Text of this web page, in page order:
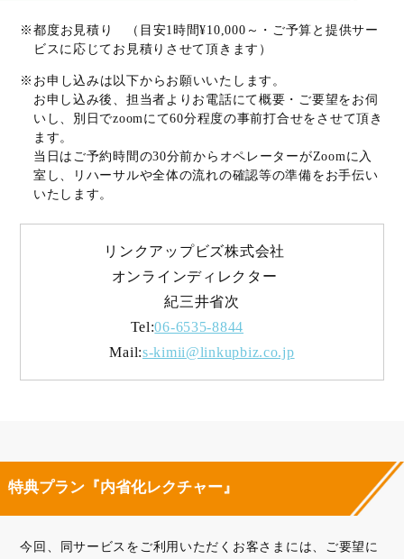
※都度お見積り （目安1時間¥10,000～・ご予算と提供サー
ビスに応じてお見積りさせて頂きます）
※お申し込みは以下からお願いいたします。
お申し込み後、担当者よりお電話にて概要・ご要望をお伺
いし、別日でzoomにて60分程度の事前打合せをさせて頂き
ます。
当日はご予約時間の30分前からオペレーターがZoomに入
室し、リハーサルや全体の流れの確認等の準備をお手伝い
いたします。
リンクアップビズ株式会社
オンラインディレクター
紀三井省次
Tel:06-6535-8844
Mail:s-kimii@linkupbiz.co.jp
特典プラン『内省化レクチャー』
今回、同サービスをご利用いただくお客さまには、ご要望に